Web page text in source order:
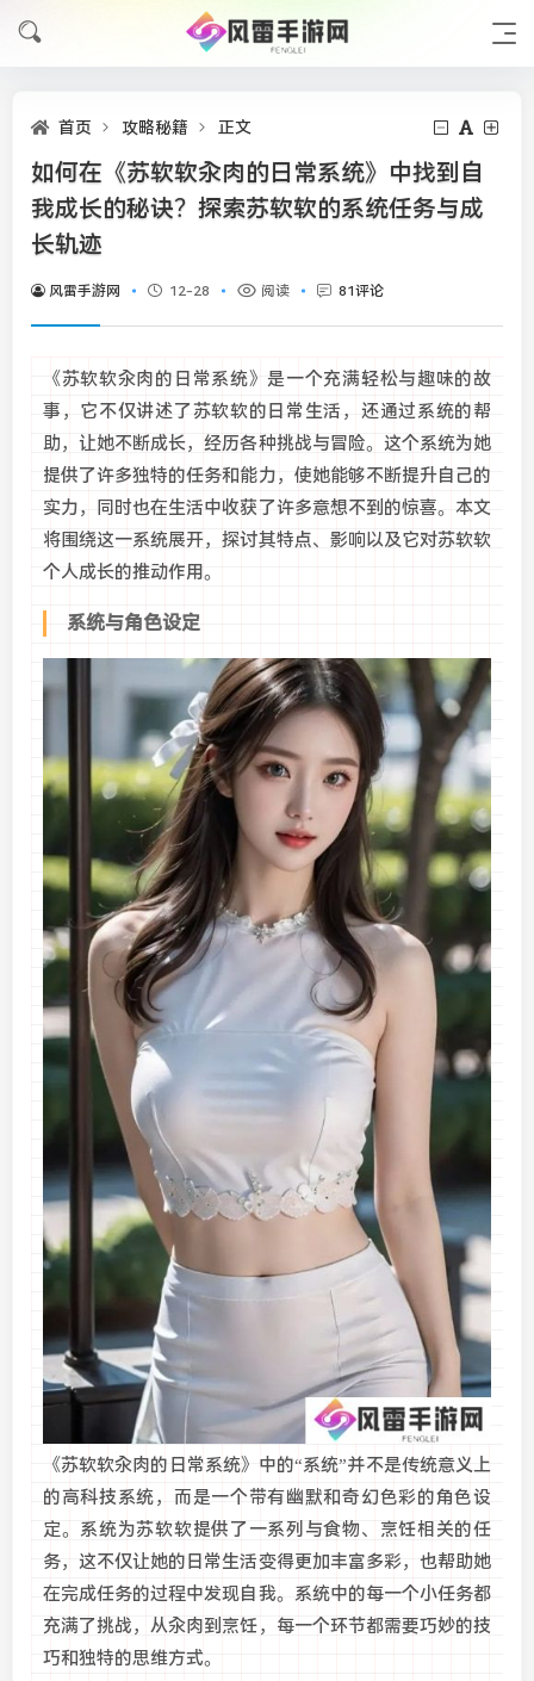
首页 攻略秘籍 正文
如何在《苏软软汆肉的日常系统》中找到自
我成长的秘诀？探索苏软软的系统任务与成
长轨迹
风雷手游网 12-28 阅读 81评论
《苏软软汆肉的日常系统》是一个充满轻松与趣味的故
事，它不仅讲述了苏软软的日常生活，还通过系统的帮
助，让她不断成长，经历各种挑战与冒险。这个系统为她
提供了许多独特的任务和能力，使她能够不断提升自己的
实力，同时也在生活中收获了许多意想不到的惊喜。本文
将围绕这一系统展开，探讨其特点、影响以及它对苏软软
个人成长的推动作用。
系统与角色设定
《苏软软汆肉的日常系统》中的“系统”并不是传统意义上
的高科技系统，而是一个带有幽默和奇幻色彩的角色设
定。系统为苏软软提供了一系列与食物、烹饪相关的任
务，这不仅让她的日常生活变得更加丰富多彩，也帮助她
在完成任务的过程中发现自我。系统中的每一个小任务都
充满了挑战，从汆肉到烹饪，每一个环节都需要巧妙的技
巧和独特的思维方式。